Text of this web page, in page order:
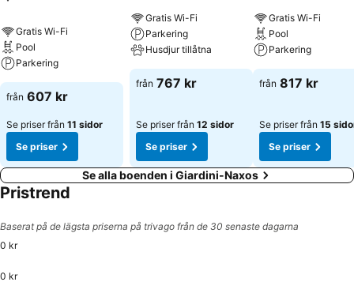
Gratis Wi-Fi
Pool
Parkering
från 607 kr
Se priser från 11 sidor
Se priser
Gratis Wi-Fi
Parkering
Husdjur tillåtna
från 767 kr
Se priser från 12 sidor
Se priser
Gratis Wi-Fi
Pool
Parkering
från 817 kr
Se priser från 15
Se priser
Se alla boenden i Giardini-Naxos
Pristrend
Baserat på de lägsta priserna på trivago från de 30 senaste dagarna
0 kr
0 kr